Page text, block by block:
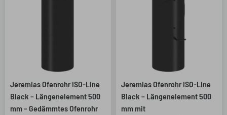
Jeremias Ofenrohr ISO-Line
Black – Längenelement 500
mm – Gedämmtes Ofenrohr
Jeremias Ofenrohr ISO-Line
Black – Längenelement 500
mm mit